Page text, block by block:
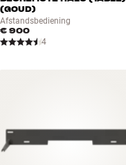
(GOUD)
Afstandsbediening
€ 900
4